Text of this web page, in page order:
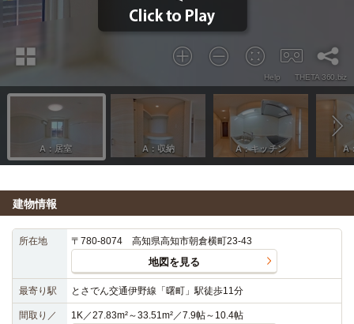
建物情報
所在地 〒780-8074 高知県高知市朝倉横町23-43
地図を見る
最寄り駅 とさでん交通伊野線「曙町」駅徒歩11分
間取り／
1K／27.83m²～33.51m²／7.9帖～10.4帖